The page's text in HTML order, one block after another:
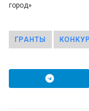
город»
ГРАНТЫ